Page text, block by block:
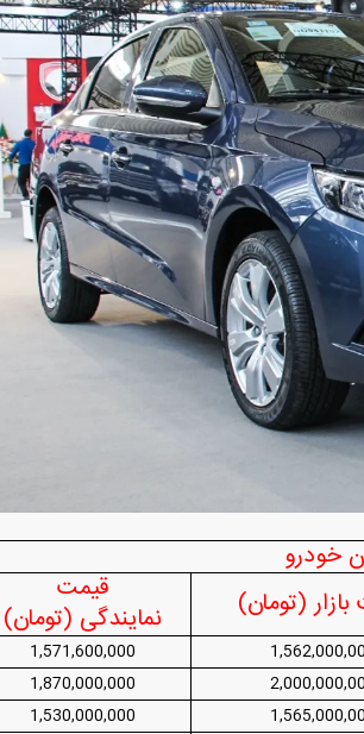
خودرو
(تومان)
قیمت
نمایندگی (تومان)
1,571,600,000
1,870,000,000
1,530,000,000
قیمت خودرو‌های ایران خودرو + جدول
پیش‌بینی بورس امروز دوشنبه ۱۲ مرداد ماه
۱۴۰۵